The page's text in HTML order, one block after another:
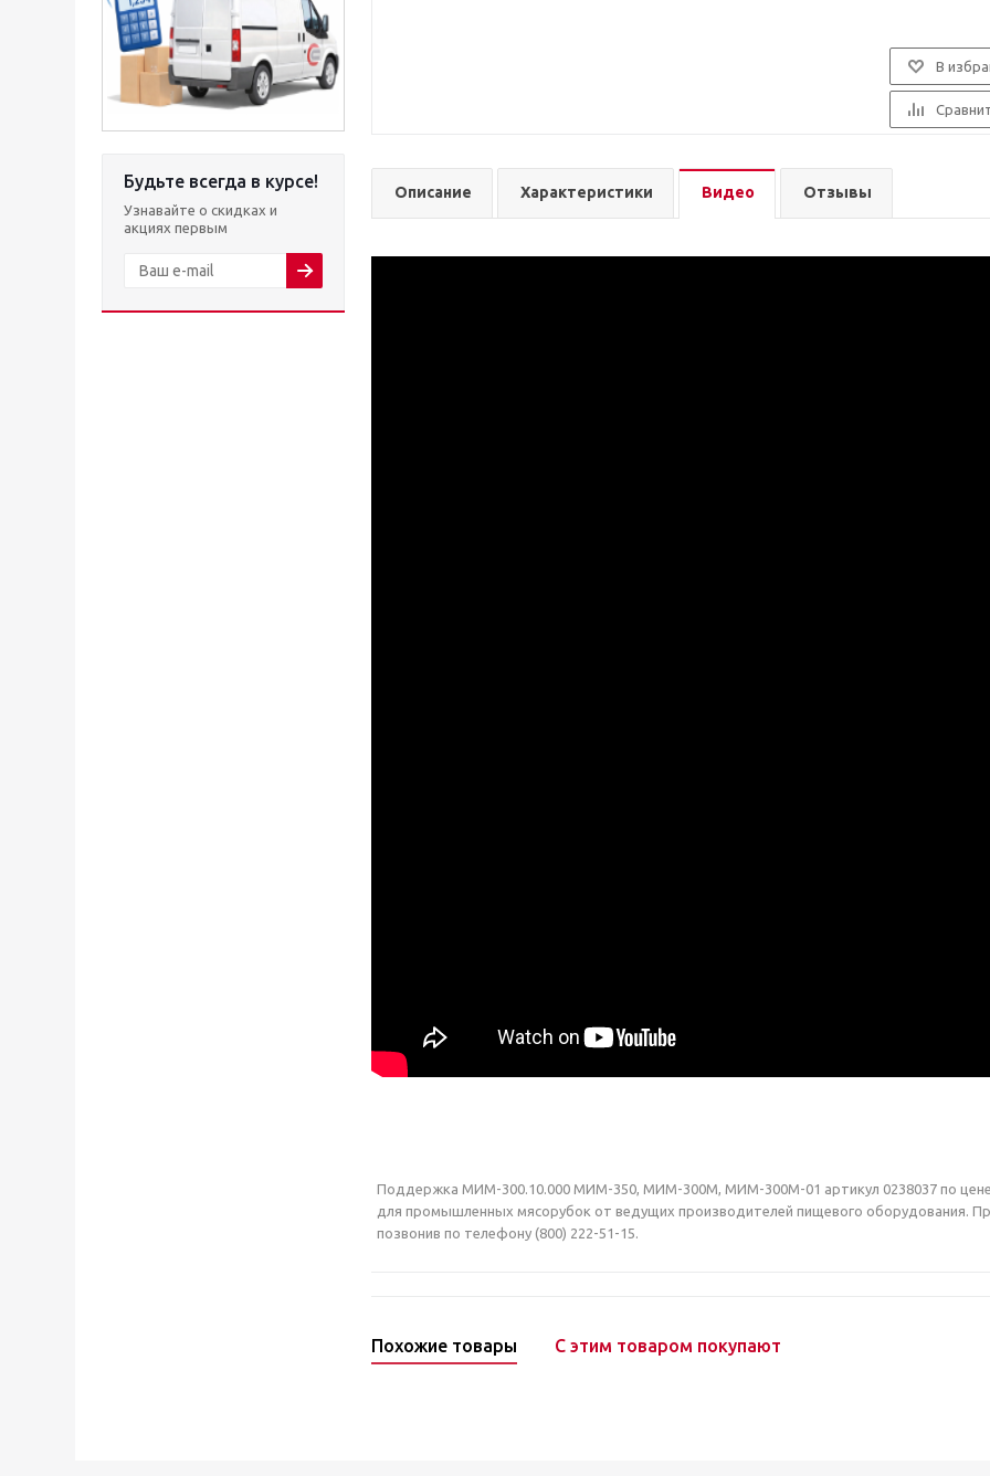
Будьте всегда в курсе!
Узнавайте о скидках и
акциях первым
В
Описание Характеристики Видео Отзывы
Поддержка МИМ-300.10.000 МИМ-350, МИМ-300М, МИМ-300М-01 артикул 0238037 по цене
для промышленных мясорубок от ведущих производителей пищевого оборудования.
позвонив по телефону (800) 222-51-15.
Похожие товары С этим товаром покупают